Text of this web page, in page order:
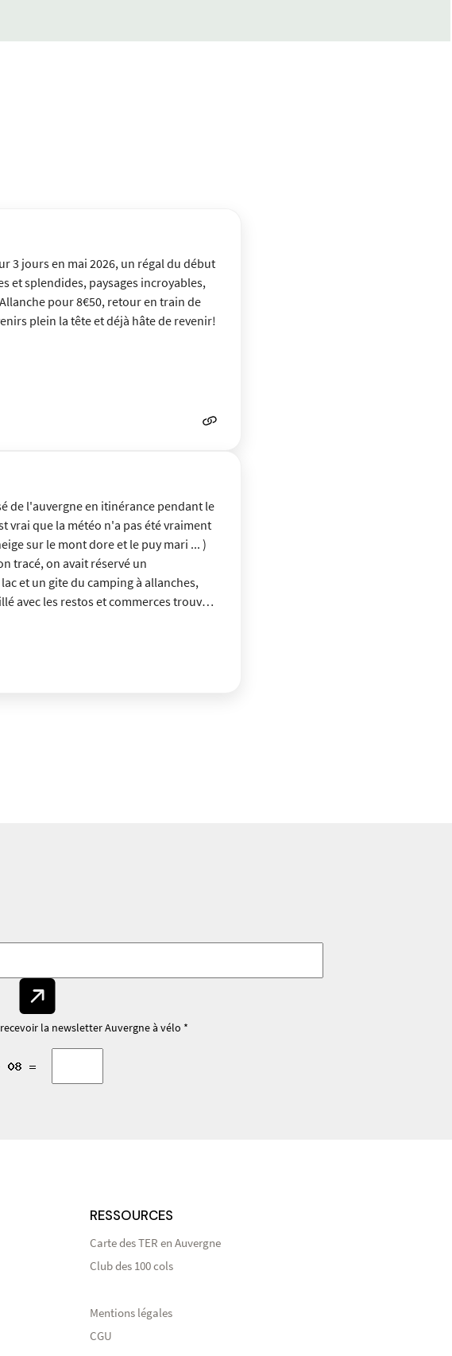
3 jours en mai 2026, un régal du début
et splendides, paysages incroyables,
pour 8€50, retour en train de
plein la tête et déjà hâte de revenir!
de l'auvergne en itinérance pendant le
vrai que la météo n'a pas été vraiment
sur le mont dore et le puy mari ... )
tracé, on avait réservé un
et un gite du camping à allanches,
avec les restos et commerces trouvé
paysages très agréable.
recevoir la newsletter Auvergne à vélo *
RESSOURCES
Carte des TER en Auvergne
Club des 100 cols
Mentions légales
CGU